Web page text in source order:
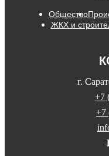
Общество
ЖКХ и
г.
+7
+7